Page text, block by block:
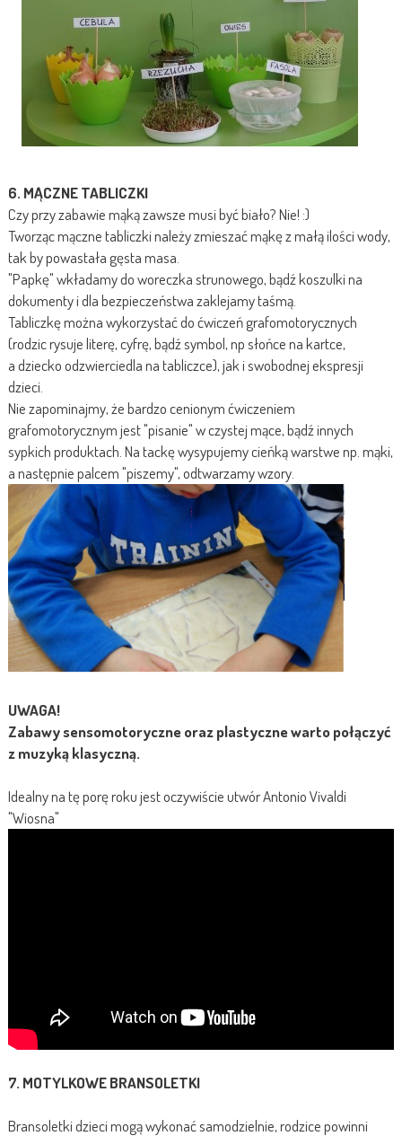
6. MĄCZNE TABLICZKI
Czy przy zabawie mąką zawsze musi być biało? Nie! :)
Tworząc mączne tabliczki należy zmieszać mąkę z małą ilości wody,
tak by powastała gęsta masa.
"Papkę" wkładamy do woreczka strunowego, bądź koszulki na
dokumenty i dla bezpieczeństwa zaklejamy taśmą.
Tabliczkę można wykorzystać do ćwiczeń grafomotorycznych
(rodzic rysuje literę, cyfrę, bądź symbol, np słońce na kartce,
a dziecko odzwierciedla na tabliczce), jak i swobodnej ekspresji
dzieci.
Nie zapominajmy, że bardzo cenionym ćwiczeniem
grafomotorycznym jest "pisanie" w czystej mące, bądź innych
sypkich produktach. Na tackę wysypujemy cieńką warstwe np. mąki,
a następnie palcem "piszemy", odtwarzamy wzory.
UWAGA!
Zabawy sensomotoryczne oraz plastyczne warto połączyć
z muzyką klasyczną.
Idealny na tę porę roku jest oczywiście utwór Antonio Vivaldi
"Wiosna"
7. MOTYLKOWE BRANSOLETKI
Bransoletki dzieci mogą wykonać samodzielnie, rodzice powinni